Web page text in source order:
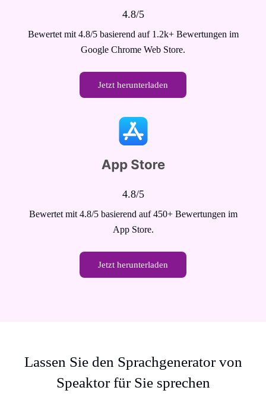
4.8/5
Bewertet mit 4.8/5 basierend auf 1.2k+ Bewertungen im
Google Chrome Web Store.
Jetzt herunterladen
4.8/5
Bewertet mit 4.8/5 basierend auf 450+ Bewertungen im
App Store.
Jetzt herunterladen
Lassen Sie den Sprachgenerator von
Speaktor für Sie sprechen